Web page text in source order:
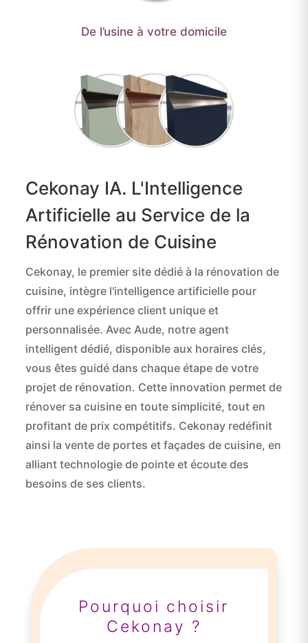
De l’usine à votre domicile
Cekonay IA. L'Intelligence
Artificielle au Service de la
Rénovation de Cuisine
Cekonay, le premier site dédié à la rénovation de
cuisine, intègre l'intelligence artificielle pour
offrir une expérience client unique et
personnalisée. Avec Aude, notre agent
intelligent dédié, disponible aux horaires clés,
vous êtes guidé dans chaque étape de votre
projet de rénovation. Cette innovation permet de
rénover sa cuisine en toute simplicité, tout en
profitant de prix compétitifs. Cekonay redéfinit
ainsi la vente de portes et façades de cuisine, en
alliant technologie de pointe et écoute des
besoins de ses clients.
Pourquoi choisir
Cekonay ?